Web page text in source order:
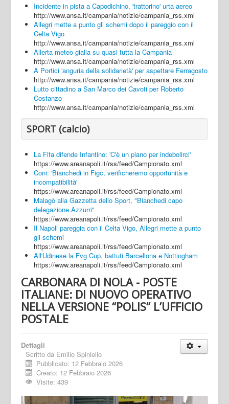
Incidente in pista a Capodichino, 'trattorino' urta aereo
http://www.ansa.it/campania/notizie/campania_rss.xml
Allegri mette a punto gli schemi dopo il pareggio con il
Celta Vigo
http://www.ansa.it/campania/notizie/campania_rss.xml
Allerta meteo gialla su quasi tutta la Campania
http://www.ansa.it/campania/notizie/campania_rss.xml
A Portici 'anguria della solidarietà' per aspettare Ferragosto
http://www.ansa.it/campania/notizie/campania_rss.xml
Lutto cittadino a San Marco dei Cavoti per Roberto
Costanzo
http://www.ansa.it/campania/notizie/campania_rss.xml
SPORT (calcio)
La Fifa difende Infantino: 'C'è un piano per indebolirci'
https://www.areanapoli.it/rss/feed/Campionato.xml
Coni: 'Bianchedi in Figc, verificheremo opportunità e
incompatibilità'
https://www.areanapoli.it/rss/feed/Campionato.xml
Malagò alla Gazzetta dello Sport, "Bianchedi capo
delegazione Azzurri"
https://www.areanapoli.it/rss/feed/Campionato.xml
Il Napoli pareggia con il Celta Vigo, Allegri mette a punto
gli schemi
https://www.areanapoli.it/rss/feed/Campionato.xml
All'Udinese la Fvg Cup, battuti Barcellona e Nottingham
https://www.areanapoli.it/rss/feed/Campionato.xml
CARBONARA DI NOLA - POSTE
ITALIANE: DI NUOVO OPERATIVO
NELLA VERSIONE “POLIS” L’UFFICIO
POSTALE
Dettagli
Scritto da Emilio Spiniello
Pubblicato: 12 Febbraio 2026
Creato: 12 Febbraio 2026
Visite: 439